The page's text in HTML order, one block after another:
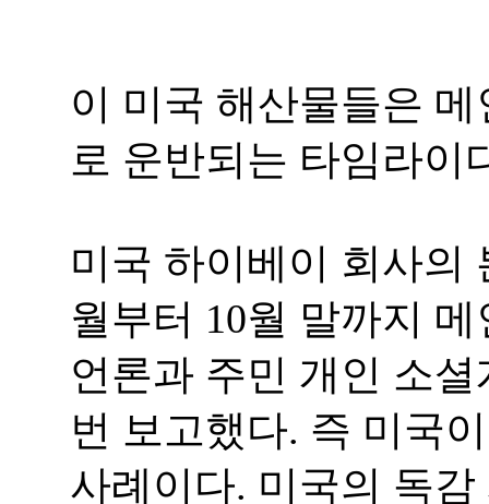
이 미국 해산물들은
로 운반되는 타임라이
미국 하이베이 회사의
월부터 10월 말까지
언론과 주민 개인 소셜
번 보고했다. 즉 미국
사례이다. 미국의 독